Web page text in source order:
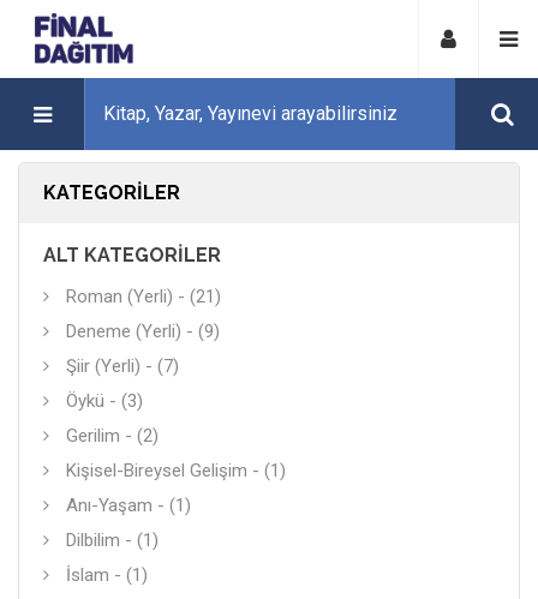
KATEGORILER
ALT KATEGORILER
Roman (Yerli) - (21)
Deneme (Yerli) - (9)
Şiir (Yerli) - (7)
Öykü - (3)
Gerilim - (2)
Kişisel-Bireysel Gelişim - (1)
Anı-Yaşam - (1)
Dilbilim - (1)
İslam - (1)